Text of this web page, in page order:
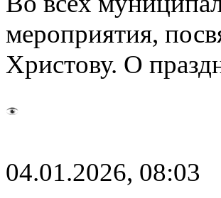
мероприятия,
Христову. О
04.01.2026, 08:03